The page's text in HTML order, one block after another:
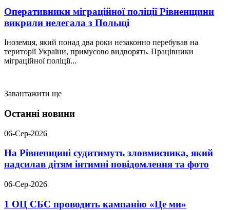
Оперативники міграційної поліції Рівненщини
викрили нелегала з Польщі
Іноземця, який понад два роки незаконно перебував на
території України, примусово видворять. Працівники
міграційної поліції...
Завантажити ще
Останні новини
06-Сер-2026
На Рівненщині судитимуть зловмисника, який
надсилав дітям інтимні повідомлення та фото
06-Сер-2026
1 ОЦ СБС проводить кампанію «Це ми»